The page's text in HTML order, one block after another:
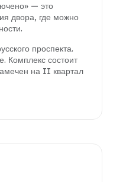
— это
двора, где можно
проспекта.
Комплекс состоит
на II квартал